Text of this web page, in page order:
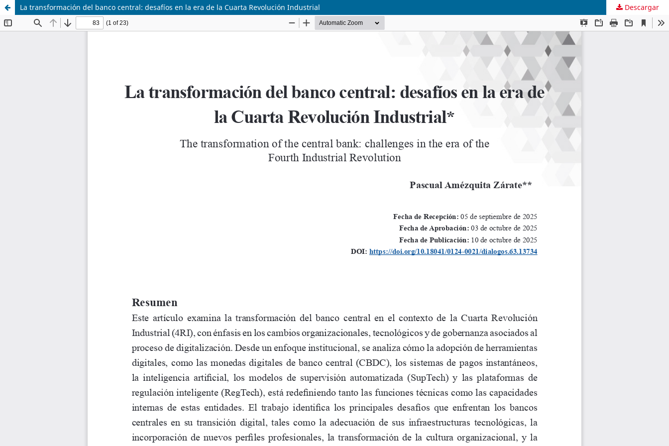
La transformación del banco central: desafíos en la era de la Cuarta Revolución Industrial Descargar